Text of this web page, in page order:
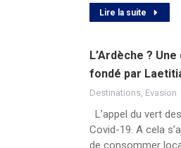
Lire la suite
L’Ardèche ?
fondé par
Destinations, Evasion
L’appel du vert
Covid-19. A cela
de consommer